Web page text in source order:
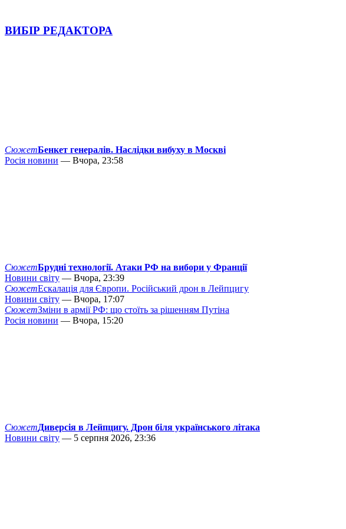
ВИБІР РЕДАКТОРА
СюжетБенкет генералів. Наслідки вибуху в Москві
Росія новини — Вчора, 23:58
СюжетБрудні технології. Атаки РФ на вибори у Франції
Новини світу — Вчора, 23:39
СюжетЕскалація для Європи. Російський дрон в Лейпцигу
Новини світу — Вчора, 17:07
СюжетЗміни в армії РФ: що стоїть за рішенням Путіна
Росія новини — Вчора, 15:20
СюжетДиверсія в Лейпцигу. Дрон біля українського літака
Новини світу — 5 серпня 2026, 23:36